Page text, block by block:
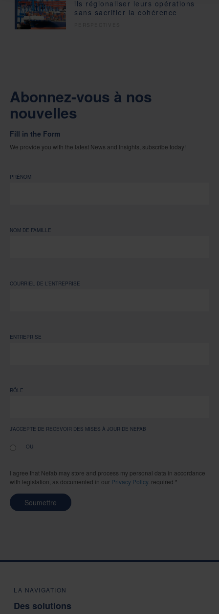
ils régionaliser leurs opérations
sans sacrifier la cohérence
Abonnez-vous à nos
nouvelles
Fill in the Form
We provide you with the latest News and Insights, subscribe today!
PRÉNOM
NOM DE FAMILLE
COURRIEL DE L’ENTREPRISE
ENTREPRISE
RÔLE
J’ACCEPTE DE RECEVOIR DES MISES À JOUR DE NEFAB
OUI
I agree that Nefab may store and process my personal data in accordance
with legislation, as documented in our Privacy Policy. required *
Soumettre
LA NAVIGATION
Des solutions